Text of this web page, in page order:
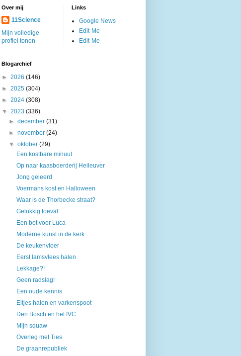
Over mij
11Science
Mijn volledige
profiel tonen
Links
Google News
Edit-Me
Edit-Me
Blogarchief
► 2026 (146)
► 2025 (304)
► 2024 (308)
▼ 2023 (336)
►december(31)
►november(24)
▼oktober(29)
Een kostbare minuut
Op naar kaasboerderij Heileuver
Jong geleerd
Voermans kost en Halloween
Waar is de Thorbecke straat?
Gelukkig toeval
Een bot voor Luca
Moderne kunst in de kerk
De keukenvloer
Eerst lamsvlees halen
Lekkage?!
Geen radslag!
Een oude kennis
Eitjes halen en varkenspoot
Den Bosch en het IVC
Mijn squaw
Overleg met Ties
De graanrepubliek